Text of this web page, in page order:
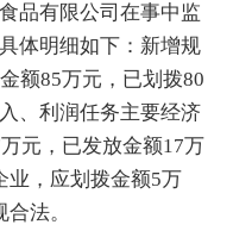
品有限公司在事中监
体明细如下：新增规
额85万元，已划拨80
、利润任务主要经济
元，已发放金额17万
业，应划拨金额5万
法。